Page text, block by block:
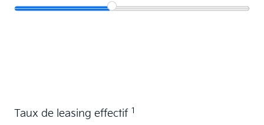
Taux de leasing effectif 1